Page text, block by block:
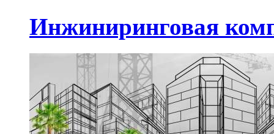
Инжиниринговая